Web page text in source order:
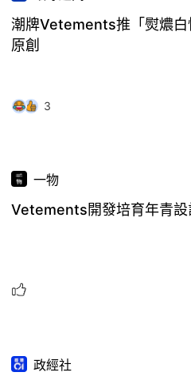
潮牌Vetements推「熨燶
原創
3
一物
Vetements開發培育年青設
政經社